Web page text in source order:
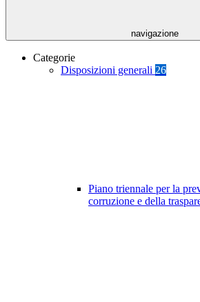
navigazione
Categorie
Disposizioni generali 26
Piano triennale per la
corruzione e della